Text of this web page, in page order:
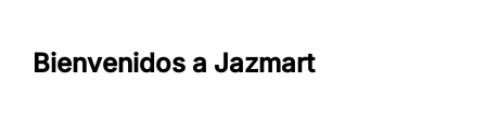
Bienvenidos a Jazmart